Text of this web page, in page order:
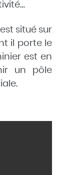
situé sur
il porte le
est en
un pôle